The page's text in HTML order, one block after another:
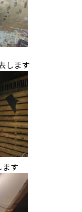
します
す